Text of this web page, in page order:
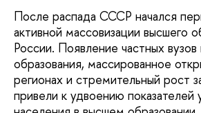
После распада СССР начался
активной массовизации высшего
России. Появление частных вузов
образования, массированное
регионах и стремительный рост
привели к удвоению показателей